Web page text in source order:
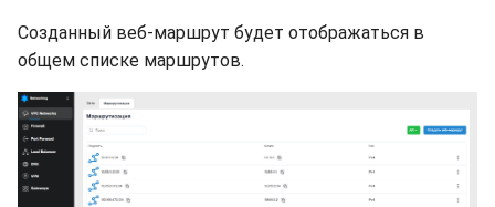
Созданный веб-маршрут будет отображаться в
общем списке маршрутов.